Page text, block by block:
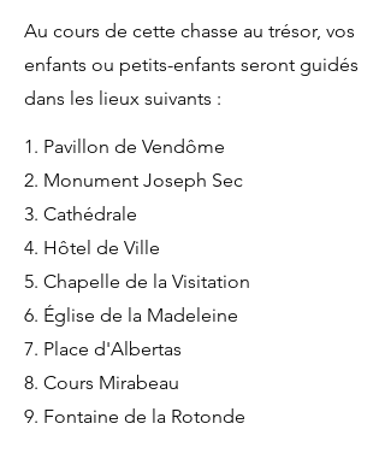
Au cours de cette chasse au trésor, vos
enfants ou petits-enfants seront guidés
dans les lieux suivants :
1. Pavillon de Vendôme
2. Monument Joseph Sec
3. Cathédrale
4. Hôtel de Ville
5. Chapelle de la Visitation
6. Église de la Madeleine
7. Place d'Albertas
8. Cours Mirabeau
9. Fontaine de la Rotonde